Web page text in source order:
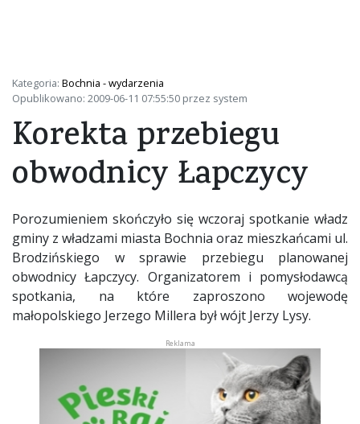
Kategoria: Bochnia - wydarzenia
Opublikowano: 2009-06-11 07:55:50 przez system
Korekta przebiegu
obwodnicy Łapczycy
Porozumieniem skończyło się wczoraj spotkanie władz
gminy z władzami miasta Bochnia oraz mieszkańcami ul.
Brodzińskiego w sprawie przebiegu planowanej
obwodnicy Łapczycy. Organizatorem i pomysłodawcą
spotkania, na które zaproszono wojewodę
małopolskiego Jerzego Millera był wójt Jerzy Lysy.